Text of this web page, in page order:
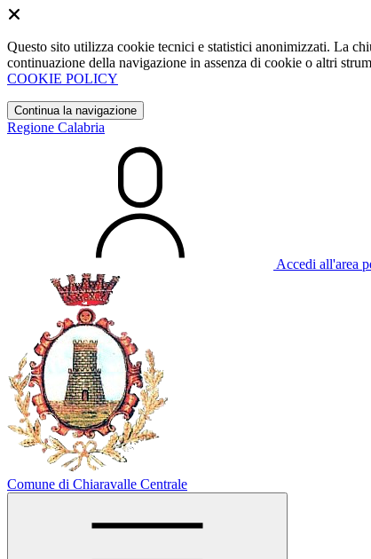
Questo sito utilizza cookie tecnici e statistici anonimizzati. La
continuazione della navigazione in assenza di cookie o altri
COOKIE POLICY
Continua la navigazione
Regione Calabria
Accedi all'area
Comune di Chiaravalle Centrale